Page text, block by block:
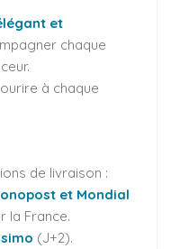
et
chaque
à chaque
de livraison :
et Mondial
la France.
(J+2).